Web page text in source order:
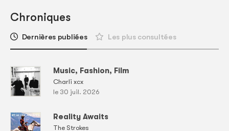
Chroniques
Dernières publiées Les plus consultées
Music, Fashion, Film
Charli xcx
le 30 juil. 2026
Reality Awaits
The Strokes